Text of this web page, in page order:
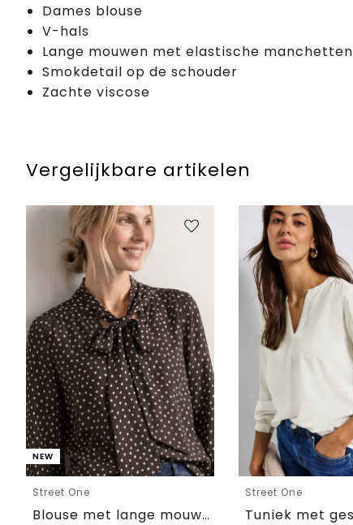
Dames blouse
V-hals
Lange mouwen met elastische manchetten
Smokdetail op de schouder
Zachte viscose
Vergelijkbare artikelen
NEW
Street One
Blouse met lange mouwen en strikdetail
Street One